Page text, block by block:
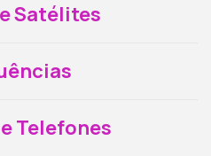
Satélites
Telefones